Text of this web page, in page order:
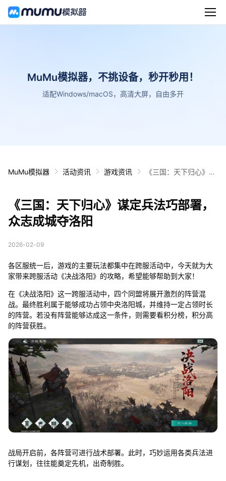
MuMu模拟器，不挑设备，秒开秒用！
适配Windows/macOS，高清大屏，自由多开
MuMu模拟器 活动资讯 游戏资讯
《三国：天下归心》谋
《三国：天下归心》谋定兵法巧部署，
众志成城夺洛阳
2026-02-09
各区服统一后，游戏的主要玩法都集中在跨服活动中，今天就为大
家带来跨服活动《决战洛阳》的攻略，希望能够帮助到大家！
在《决战洛阳》这一跨服活动中，四个同盟将展开激烈的阵营混
战。最终胜利属于能够成功占领中央洛阳城，并维持一定占领时长
的阵营。若没有阵营能够达成这一条件，则需要看积分榜，积分高
的阵营获胜。
战局开启前，各阵营可进行战术部署。此时，巧妙运用各类兵法进
行谋划，往往能奠定先机，出奇制胜。